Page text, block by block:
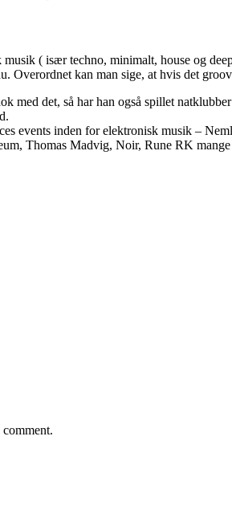
( især techno, minimalt, house og
kan man sige, at hvis det
med det, så har han også spillet
events inden for elektronisk musik –
Thomas Madvig, Noir, Rune RK